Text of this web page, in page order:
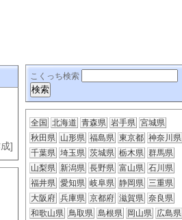
]
こくっち検索
全国 北海道 青森県 岩手県 宮城県
秋田県 山形県 福島県 東京都 神奈川県
千葉県 埼玉県 茨城県 栃木県 群馬県
山梨県 新潟県 長野県 富山県 石川県
福井県 愛知県 岐阜県 静岡県 三重県
大阪府 兵庫県 京都府 滋賀県 奈良県
和歌山県 鳥取県 島根県 岡山県 広島県